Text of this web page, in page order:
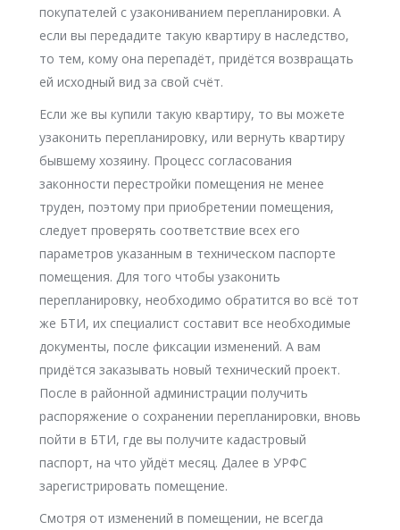
покупателей с узакониванием перепланировки. А
если вы передадите такую квартиру в наследство,
то тем, кому она перепадёт, придётся возвращать
ей исходный вид за свой счёт.
Если же вы купили такую квартиру, то вы можете
узаконить перепланировку, или вернуть квартиру
бывшему хозяину. Процесс согласования
законности перестройки помещения не менее
труден, поэтому при приобретении помещения,
следует проверять соответствие всех его
параметров указанным в техническом паспорте
помещения. Для того чтобы узаконить
перепланировку, необходимо обратится во всё тот
же БТИ, их специалист составит все необходимые
документы, после фиксации изменений. А вам
придётся заказывать новый технический проект.
После в районной администрации получить
распоряжение о сохранении перепланировки, вновь
пойти в БТИ, где вы получите кадастровый
паспорт, на что уйдёт месяц. Далее в УРФС
зарегистрировать помещение.
Смотря от изменений в помещении, не всегда